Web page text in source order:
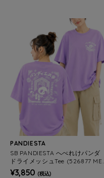
PANDIESTA
SB PANDIESTA へべれけパンダ
ドライメッシュTee (526877 MEN
S/WOMENS)
¥3,850 (税込)